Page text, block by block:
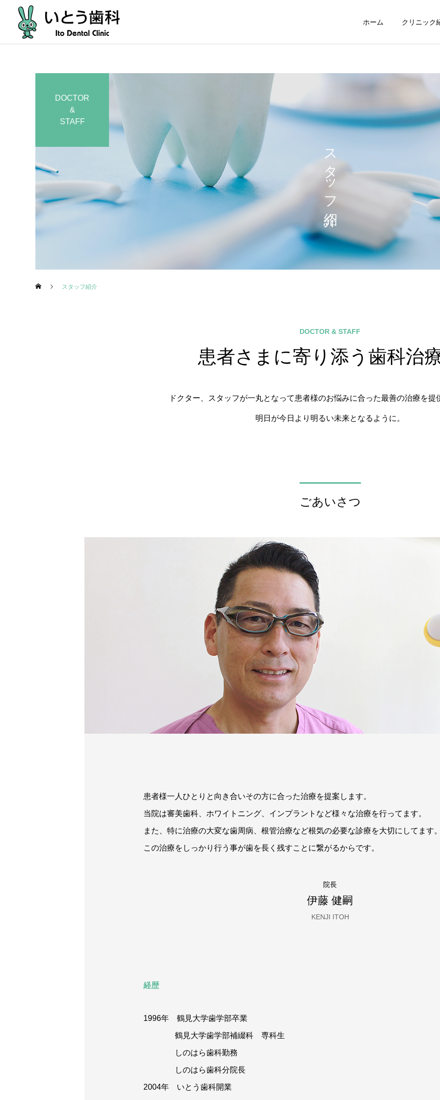
ホーム クリニック
スタッフ紹介
DOCTOR
&
STAFF
スタッフ紹介
DOCTOR & STAFF
患者さまに寄り添う歯科治
ドクター、スタッフが一丸となって患者様のお悩みに合った最善の治療を提
明日が今日より明るい未来となるように。
ごあいさつ
患者様一人ひとりと向き合いその方に合った治療を提案します。
当院は審美歯科、ホワイトニング、インプラントなど様々な治療を行ってます。
また、特に治療の大変な歯周病、根管治療など根気の必要な診療を大切にしてます
この治療をしっかり行う事が歯を長く残すことに繋がるからです。
院長
伊藤 健嗣
KENJI ITOH
経歴
1996年 鶴見大学歯学部卒業
鶴見大学歯学部補綴科 専科生
しのはら歯科勤務
しのはら歯科分院長
2004年 いとう歯科開業